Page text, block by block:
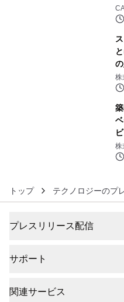
株
株
トップ テクノロジーのプ
プレスリリース配信
サポート
関連サービス